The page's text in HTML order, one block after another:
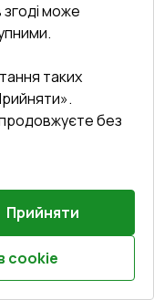
LE - 16 - 4 - 12 - 4 LE
зламобезпека
згоді може
таких
без
Прийняти
cookie